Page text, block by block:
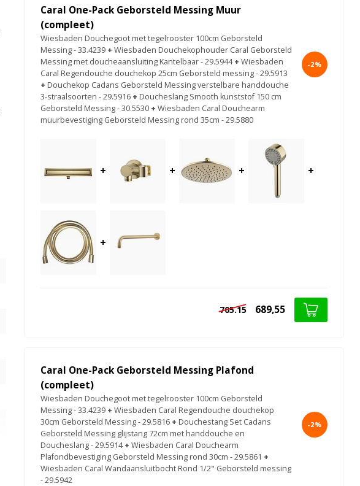
Caral One-Pack Geborsteld Messing Muur
(compleet)
Wiesbaden Douchegoot met tegelrooster 100cm Geborsteld
Messing - 33.4239 + Wiesbaden Douchekophouder Caral Geborsteld
Messing met doucheaansluiting Kantelbaar - 29.5944 + Wiesbaden
Caral Regendouche douchekop 25cm Geborsteld messing - 29.5913
+ Douchekop Cadans Geborsteld Messing verstelbare handdouche
3-straalsoorten - 29.5916 + Doucheslang Smooth kunststof 150 cm
Geborsteld Messing - 30.5530 + Wiesbaden Caral Douchearm
muurbevestiging Geborsteld Messing rond 35cm - 29.5880
-2%
+ + + +
+
705.15 689,55
Caral One-Pack Geborsteld Messing Plafond
(compleet)
Wiesbaden Douchegoot met tegelrooster 100cm Geborsteld
Messing - 33.4239 + Wiesbaden Caral Regendouche douchekop
30cm Geborsteld Messing - 29.5816 + Douchestang Set Cadans
Geborsteld Messing glijstang 72cm met handdouche en
Doucheslang - 29.5914 + Wiesbaden Caral Douchearm
Plafondbevestiging Geborsteld Messing rond 30cm - 29.5861 +
Wiesbaden Caral Wandaansluitbocht Rond 1/2" Geborsteld messing
- 29.5942
-2%